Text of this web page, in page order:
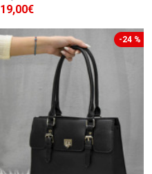
19,00€
-24 %